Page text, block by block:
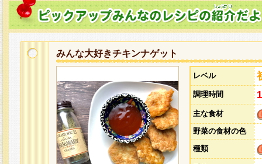
みんな大好きチキンナゲット
レベル
調理時間
主な食材
野菜の食材の色
種類